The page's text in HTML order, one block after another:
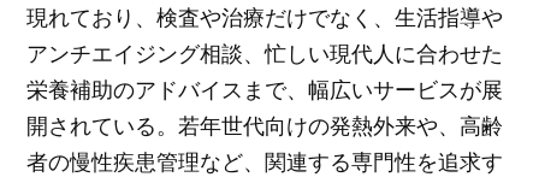
現れており、検査や治療だけでなく、生活指導や
アンチエイジング相談、忙しい現代人に合わせた
栄養補助のアドバイスまで、幅広いサービスが展
開されている。若年世代向けの発熱外来や、高齢
者の慢性疾患管理など、関連する専門性を追求す